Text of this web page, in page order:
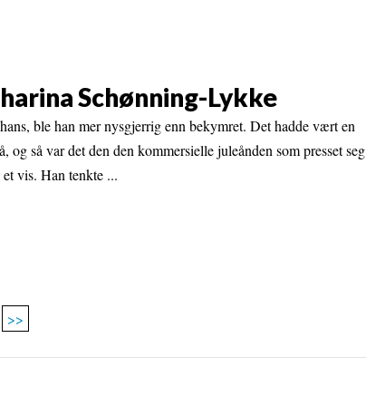
Schønning-Lykke
ble han mer nysgjerrig enn bekymret. Det hadde vært en
så var det den den kommersielle juleånden som presset seg
vis. Han tenkte ...
>>